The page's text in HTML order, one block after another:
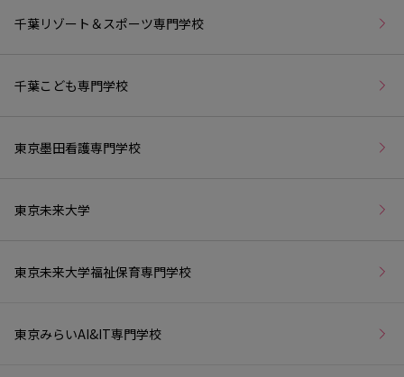
千葉リゾート＆スポーツ専門学校
千葉こども専門学校
東京墨田看護専門学校
東京未来大学
東京未来大学福祉保育専門学校
東京みらいAI&IT専門学校